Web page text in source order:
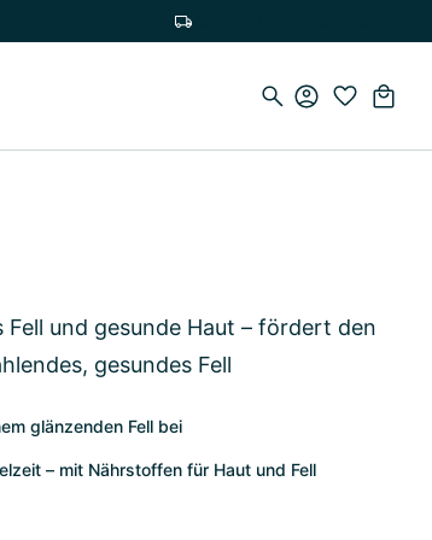
und gesunde Haut – fördert den
gesundes Fell
glänzenden Fell bei
– mit Nährstoffen für Haut und Fell